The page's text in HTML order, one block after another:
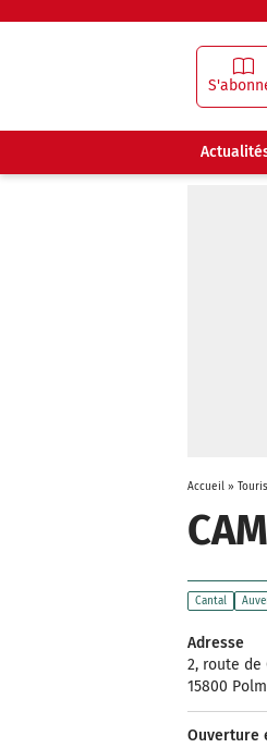
Accueil»
Cantal
Adresse
2, route de
15800
Ouverture